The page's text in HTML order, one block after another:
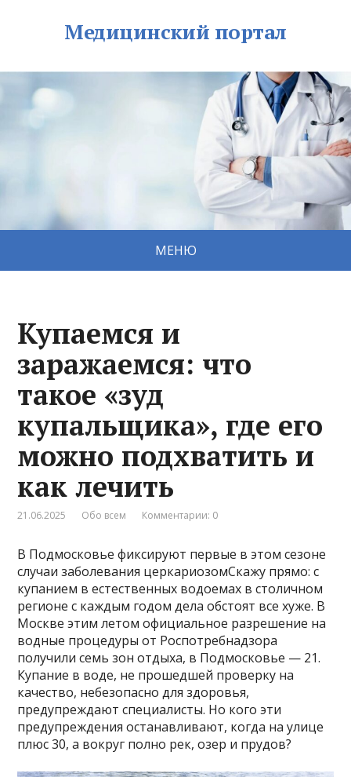
Медицинский портал
МЕНЮ
Купаемся и
заражаемся: что
такое «зуд
купальщика», где его
можно подхватить и
как лечить
21.06.2025 Обо всем Комментарии: 0
В Подмосковье фиксируют первые в этом сезоне
случаи заболевания церкариозомСкажу прямо: с
купанием в естественных водоемах в столичном
регионе с каждым годом дела обстоят все хуже. В
Москве этим летом официальное разрешение на
водные процедуры от Роспотребнадзора
получили семь зон отдыха, в Подмосковье — 21.
Купание в воде, не прошедшей проверку на
качество, небезопасно для здоровья,
предупреждают специалисты. Но кого эти
предупреждения останавливают, когда на улице
плюс 30, а вокруг полно рек, озер и прудов?